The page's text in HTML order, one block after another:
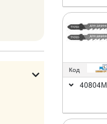
Код
40804М